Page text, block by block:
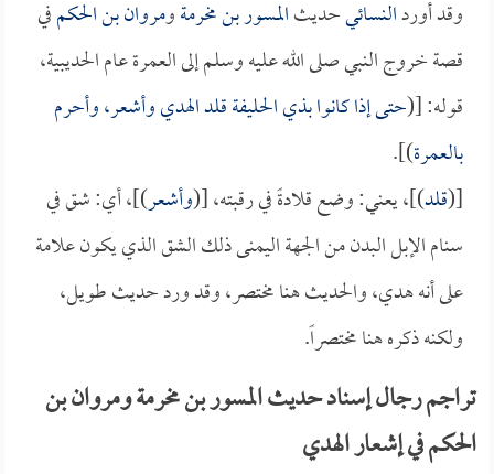
وقد أوردالنسائيحديثالمسور بن مخرمةومروان بن الحكمفي
قصة خروج النبي صلى الله عليه وسلم إلى العمرة عام الحديبية،
قوله: [(حتى إذا كانوا بذي الحليفة قلد الهدي وأشعر، وأحرم
بالعمرة)].
[(قلد)]، يعني: وضع قلادةً في رقبته، [(وأشعر)]، أي: شق في
سنام الإبل البدن من الجهة اليمنى ذلك الشق الذي يكون علامة
على أنه هدي، والحديث هنا مختصر، وقد ورد حديث طويل،
ولكنه ذكره هنا مختصراً.
تراجم رجال إسناد حديث المسور بن مخرمة ومروان بن
الحكم في إشعار الهدي